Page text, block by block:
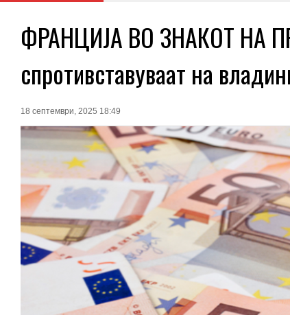
ФРАНЦИЈА ВО ЗНАКОТ НА
спротивставуваат на
18 септември, 2025 18:49